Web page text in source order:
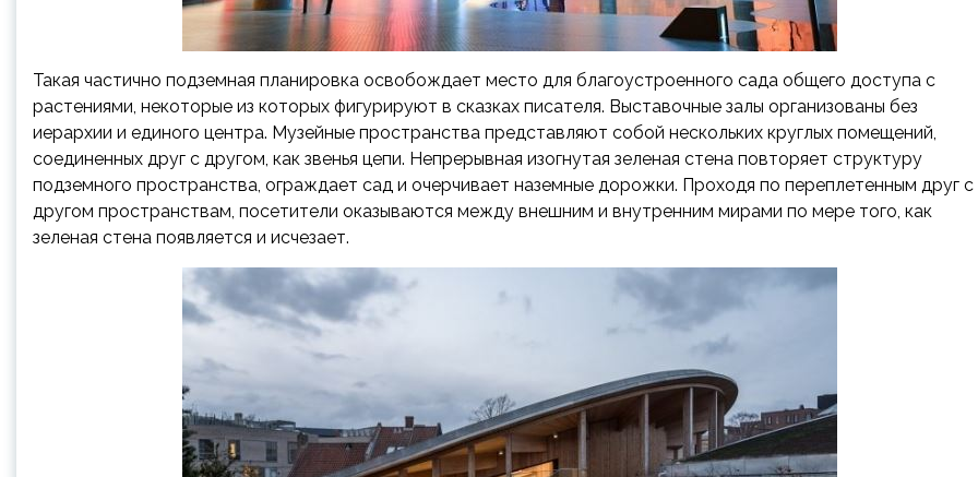
Такая частично подземная планировка освобождает место для благоустроенного сада общего доступа с
растениями, некоторые из которых фигурируют в сказках писателя. Выставочные залы организованы без
иерархии и единого центра. Музейные пространства представляют собой нескольких круглых помещений,
соединенных друг с другом, как звенья цепи. Непрерывная изогнутая зеленая стена повторяет структуру
подземного пространства, ограждает сад и очерчивает наземные дорожки. Проходя по переплетенным друг с
другом пространствам, посетители оказываются между внешним и внутренним мирами по мере того, как
зеленая стена появляется и исчезает.